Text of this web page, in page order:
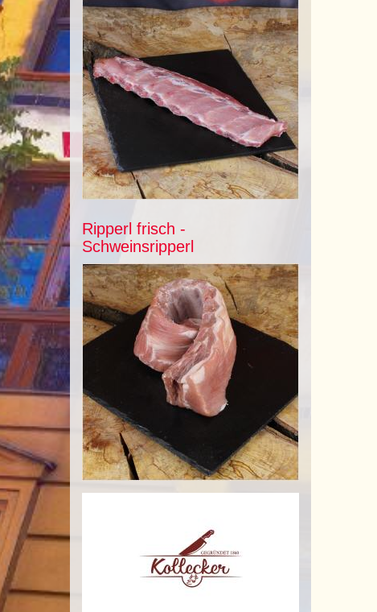
Ripperl frisch -
Schweinsripperl